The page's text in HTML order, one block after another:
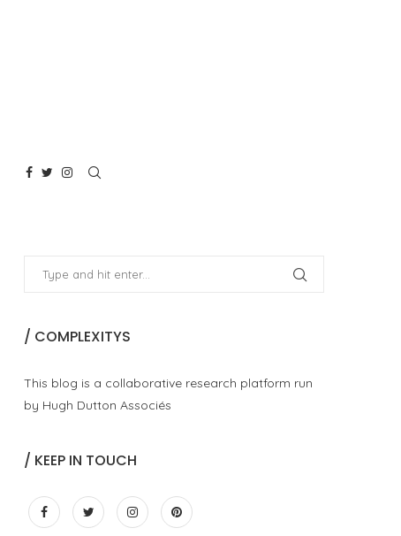
/ COMPLEXITYS
This blog is a collaborative research platform run
by Hugh Dutton Associés
/ KEEP IN TOUCH